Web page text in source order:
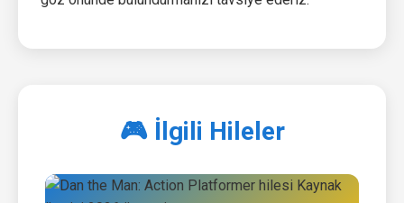
🎮 İlgili Hileler